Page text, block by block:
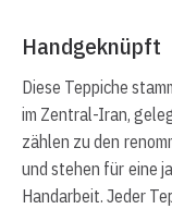
Handgeknüpft
Diese Teppiche
im Zentral-Iran,
zählen zu den
und stehen für eine
Handarbeit. Jeder